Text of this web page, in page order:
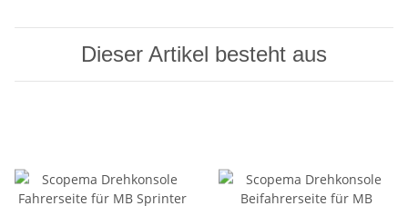
Dieser Artikel besteht aus